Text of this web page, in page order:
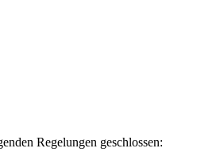
Regelungen geschlossen: